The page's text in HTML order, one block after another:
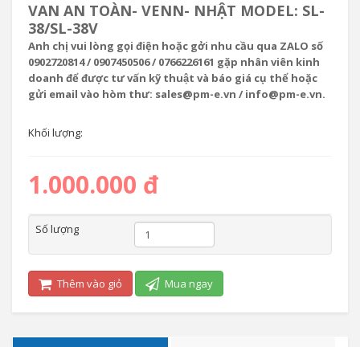
VAN AN TOÀN- VENN- NHẬT MODEL: SL-
38/SL-38V
Anh chị vui lòng gọi điện hoặc gởi nhu cầu qua ZALO số
0902720814 / 0907450506 / 0766226161 gặp nhân viên kinh
doanh để được tư vấn kỹ thuật và báo giá cụ thể hoặc
gửi email vào hòm thư: sales@pm-e.vn / info@pm-e.vn.
Khối lượng:
1.000.000 đ
Số lượng
Thêm vào giỏ Mua ngay